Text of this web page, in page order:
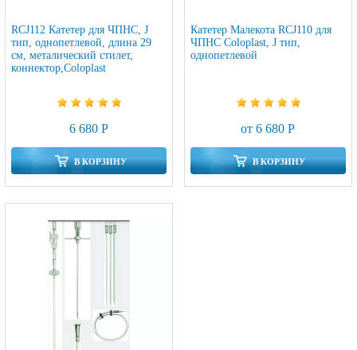
RCJ112 Катетер для ЧПНС, J
тип, однопетлевой, длина 29
см, металический стилет,
коннектор,Coloplast
6 680 Р
В КОРЗИНУ
Катетер Малекота RCJ110 для
ЧПНС Coloplast, J тип,
однопетлевой
от 6 680 Р
В КОРЗИНУ